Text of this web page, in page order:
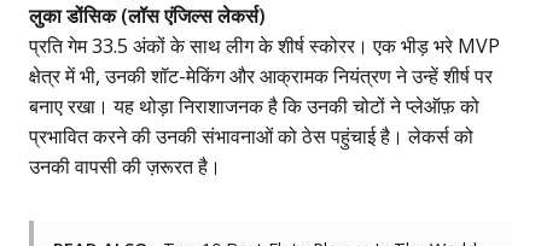
लुका डोंसिक (लॉस एंजिल्स लेकर्स)
प्रति गेम 33.5 अंकों के साथ लीग के शीर्ष स्कोरर। एक भीड़ भरे MVP
क्षेत्र में भी, उनकी शॉट-मेकिंग और आक्रामक नियंत्रण ने उन्हें शीर्ष पर
बनाए रखा। यह थोड़ा निराशाजनक है कि उनकी चोटों ने प्लेऑफ़ को
प्रभावित करने की उनकी संभावनाओं को ठेस पहुंचाई है। लेकर्स को
उनकी वापसी की ज़रूरत है।